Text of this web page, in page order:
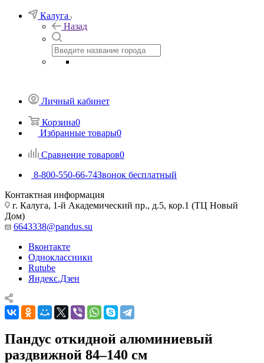
Калуга
Назад
Личный кабинет
Корзина0
Избранные товары0
Сравнение товаров0
8-800-550-66-74Звонок бесплатный
Контактная информация
г. Калуга, 1-й Академический пр., д.5, кор.1 (ТЦ Новый
Дом)
6643338@pandus.su
Вконтакте
Одноклассники
Rutube
Яндекс.Дзен
Пандус откидной алюминиевый
раздвижной 84–140 см